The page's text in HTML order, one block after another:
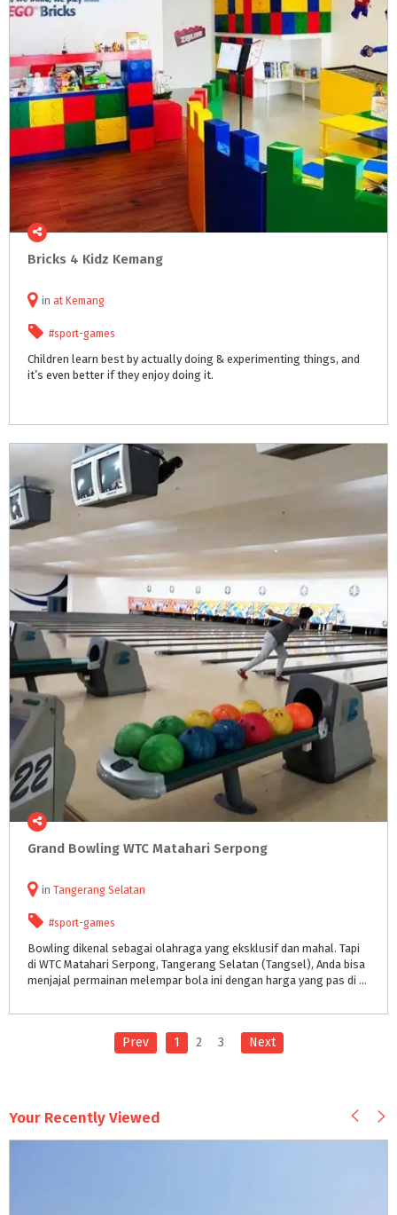
Bricks 4 Kidz Kemang
in at Kemang
#sport-games
Children learn best by actually doing & experimenting things, and
it’s even better if they enjoy doing it.
Grand Bowling WTC Matahari Serpong
in Tangerang Selatan
#sport-games
Bowling dikenal sebagai olahraga yang eksklusif dan mahal. Tapi
di WTC Matahari Serpong, Tangerang Selatan (Tangsel), Anda bisa
menjajal permainan melempar bola ini dengan harga yang pas di kantong.
Prev 1 2 3 Next
Your Recently Viewed